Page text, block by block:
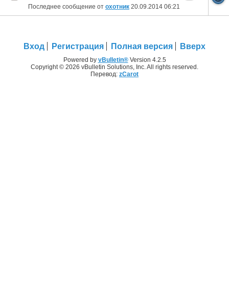
Последнее сообщение от охотник 20.09.2014 06:21
Вход Регистрация Полная версия Вверх
Powered by vBulletin®Version 4.2.5
Copyright © 2026 vBulletin Solutions, Inc. All rights reserved.
Перевод: zCarot